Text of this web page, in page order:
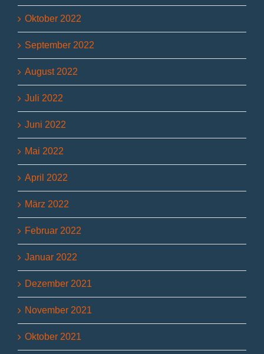
Oktober 2022
September 2022
August 2022
Juli 2022
Juni 2022
Mai 2022
April 2022
März 2022
Februar 2022
Januar 2022
Dezember 2021
November 2021
Oktober 2021